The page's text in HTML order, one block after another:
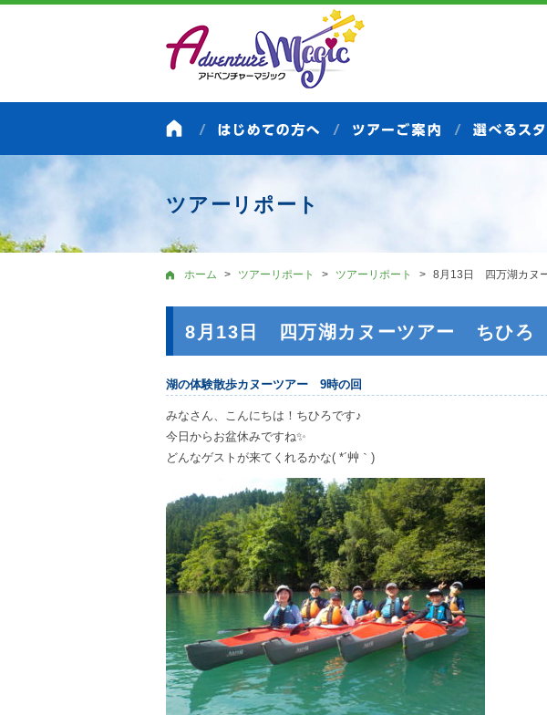
ツアーリポート
ホーム ツアーリポート ツアーリポート 8月13日 四万湖カヌ
8月13日 四万湖カヌーツアー ちひろ
湖の体験散歩カヌーツアー 9時の回
みなさん、こんにちは！ちひろです♪
今日からお盆休みですね✨
どんなゲストが来てくれるかな( *´艸｀)